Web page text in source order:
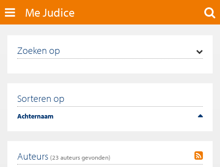
Me Judice
Zoeken op
Sorteren op
Achternaam
Auteurs (23 auteurs gevonden)